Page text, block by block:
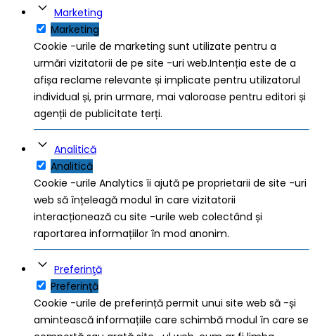
Marketing
Marketing
Cookie -urile de marketing sunt utilizate pentru a
urmări vizitatorii de pe site -uri web.Intenția este de a
afișa reclame relevante și implicate pentru utilizatorul
individual și, prin urmare, mai valoroase pentru editori și
agenții de publicitate terți.
Analitică
Analitică
Cookie -urile Analytics îi ajută pe proprietarii de site -uri
web să înțeleagă modul în care vizitatorii
interacționează cu site -urile web colectând și
raportarea informațiilor în mod anonim.
Preferinţă
Preferinţă
Cookie -urile de preferință permit unui site web să -și
amintească informațiile care schimbă modul în care se